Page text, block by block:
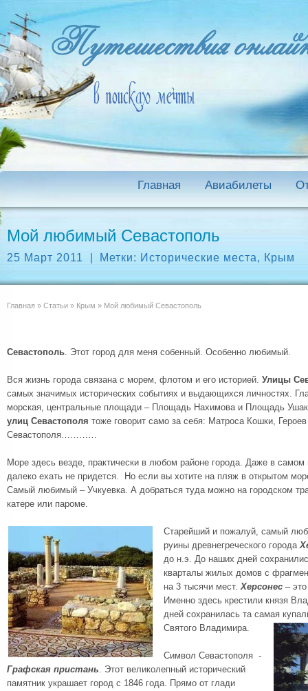
Главная Авиабилеты
Мой любимый Севастополь
25 Март 2011 Метки: Исторические места, Крым
Главная » Статьи » Крым » Мой любимый Севастополь
Севастополь. Этот город для меня собенный. Особенно любимый.
Вся жизнь города связана с морем, флотом и его историей. Улицы
самых значимых исторических событиях и выдающихся личностях.
морская, центральные площади – Площадь Нахимова и Площадь
улиц Севастополя тоже говорит само за себя: Матроса Кошки,
Севастополя…………
Море здесь везде, практически в любом районе города. Даже в самом
далеко ехать не придется. Но если вы хотите на пляж в открытом
Самый любимый – Учкуевка. А добраться туда можно на городском
катере или пароме.
Старейший и пожалуй, самый
руины древнегреческого города
до н.э. До наших дней
кварталы жилых домов с
на 3 тысячи мест.Херсонес –
Именно здесь крестили князя
дней сохранилась та самая
Святого Владимира.
Символ Севастополя -
Графская пристань. Этот великолепный исторический
памятник украшает город с 1846 года. Прямо от глади